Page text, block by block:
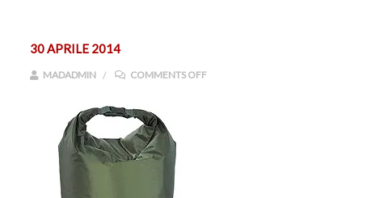
30 APRILE 2014
MADADMIN COMMENTS OFFON 1678.JPG